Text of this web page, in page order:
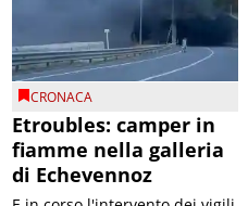
CRONACA
Etroubles: camper in
fiamme nella galleria
di Echevennoz